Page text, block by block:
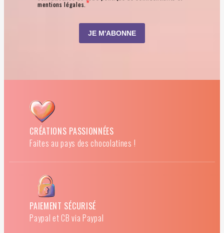
CRÉATIONS PASSIONNÉES
Faites au pays des chocolatines !
PAIEMENT SÉCURISÉ
Paypal et CB via Paypal